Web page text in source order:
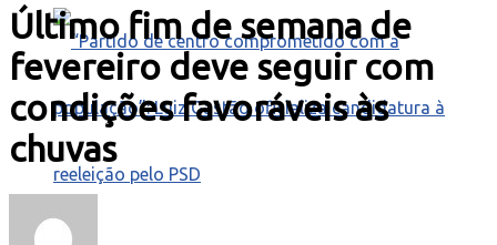
Último fim de semana de
fevereiro deve seguir com
condições favoráveis às
chuvas